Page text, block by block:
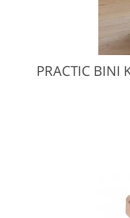
PRACTIC BINI